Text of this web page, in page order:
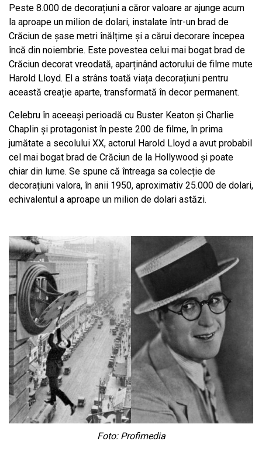
Peste 8.000 de decorațiuni a căror valoare ar ajunge acum
la aproape un milion de dolari, instalate într-un brad de
Crăciun de șase metri înălțime și a cărui decorare începea
încă din noiembrie. Este povestea celui mai bogat brad de
Crăciun decorat vreodată, aparținând actorului de filme mute
Harold Lloyd. El a strâns toată viața decorațiuni pentru
această creație aparte, transformată în decor permanent.
Celebru în aceeași perioadă cu Buster Keaton și Charlie
Chaplin și protagonist în peste 200 de filme, în prima
jumătate a secolului XX, actorul Harold Lloyd a avut probabil
cel mai bogat brad de Crăciun de la Hollywood și poate
chiar din lume. Se spune că întreaga sa colecție de
decorațiuni valora, în anii 1950, aproximativ 25.000 de dolari,
echivalentul a aproape un milion de dolari astăzi.
Foto: Profimedia